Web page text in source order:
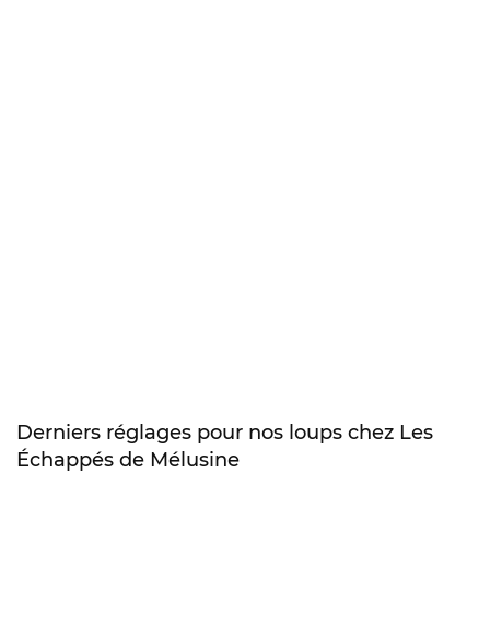
Derniers réglages pour nos loups chez Les
Échappés de Mélusine